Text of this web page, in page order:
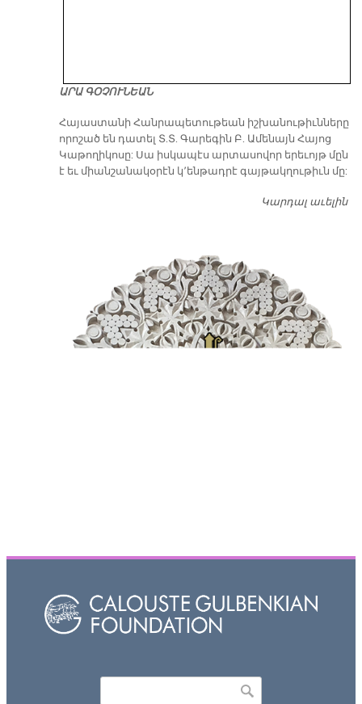
ԱՐԱ ԳՕՉՈՒՆԵԱՆ
​Հայաստանի Հանրապետութեան իշխանութիւնները
որոշած են դատել Տ.Տ. Գարեգին Բ. Ամենայն Հայոց
Կաթողիկոսը: Սա իսկապէս արտասովոր երեւոյթ մըն
է եւ միանշանակօրէն կ՚ենթադրէ գայթակղութիւն մը:
Կարդալ աւելին